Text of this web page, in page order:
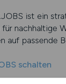
ist ein
nachhaltige
auf passende
schalten